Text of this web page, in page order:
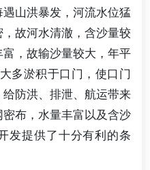
山洪暴发，河流水位猛
故河水清澈，含沙量较
，故输沙量较大，年平
多淤积于口门，使口门
防洪、排泄、航运带来
布，水量丰富以及含沙
发提供了十分有利的条